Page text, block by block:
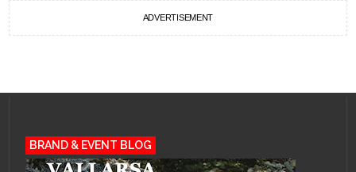
ADVERTISEMENT
BRAND & EVENT BLOG